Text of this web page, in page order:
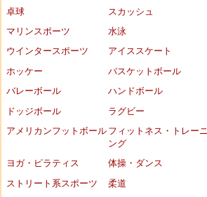
卓球
スカッシュ
マリンスポーツ
水泳
ウインタースポーツ
アイススケート
ホッケー
バスケットボール
バレーボール
ハンドボール
ドッジボール
ラグビー
アメリカンフットボール フィットネス・トレーニ
ング
ヨガ・ピラティス
体操・ダンス
ストリート系スポーツ
柔道